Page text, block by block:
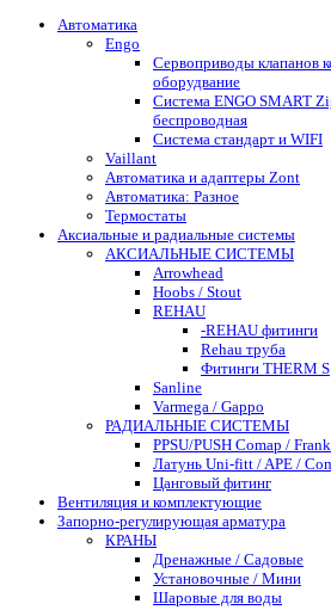
Автоматика
Engo
Сервоприводы клапанов
оборудвание
Система ENGO SMART
беспроводная
Система стандарт и WIFI
Vaillant
Автоматика и адаптеры Zont
Автоматика: Разное
Термостаты
Аксиальные и радиальные системы
АКСИАЛЬНЫЕ СИСТЕМЫ
Arrowhead
Hoobs / Stout
REHAU
-REHAU фитинги
Rehau труба
Фитинги THERM S
Sanline
Varmega / Gappo
РАДИАЛЬНЫЕ СИСТЕМЫ
PPSU/PUSH Comap /
Латунь Uni-fitt / APE /
Цанговый фитинг
Вентиляция и комплектующие
Запорно-регулирующая арматура
КРАНЫ
Дренажные / Садовые
Установочные / Мини
Шаровые для воды